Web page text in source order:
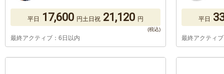
平日 17,600 円土日祝 21,120 円
最終アクティブ：6日以内
平日
最終アクティ